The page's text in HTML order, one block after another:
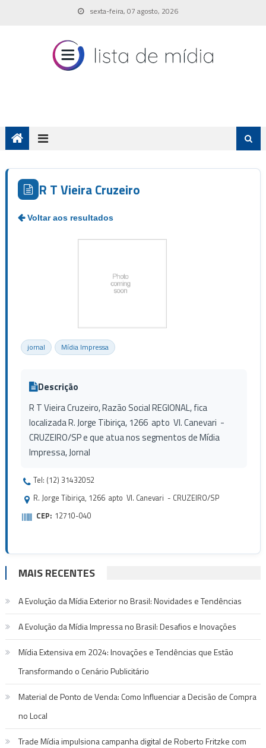
sexta-feira, 07 agosto, 2026
R T Vieira Cruzeiro
jornal Mídia Impressa
Descrição
R T Vieira Cruzeiro, Razão Social REGIONAL, fica
localizada R. Jorge Tibiriça, 1266 apto Vl. Canevari -
CRUZEIRO/SP e que atua nos segmentos de Mídia
Impressa, Jornal
Tel: (12) 31432052
R. Jorge Tibiriça, 1266 apto Vl. Canevari - CRUZEIRO/SP
CEP: 12710-040
MAIS RECENTES
A Evolução da Mídia Exterior no Brasil: Novidades e Tendências
A Evolução da Mídia Impressa no Brasil: Desafios e Inovações
Mídia Extensiva em 2024: Inovações e Tendências que Estão
Transformando o Cenário Publicitário
Material de Ponto de Venda: Como Influenciar a Decisão de Compra
no Local
Trade Mídia impulsiona campanha digital de Roberto Fritzke com